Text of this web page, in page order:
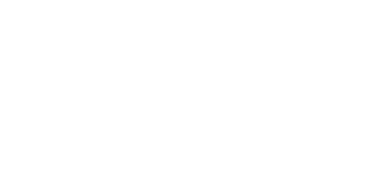
Estudio